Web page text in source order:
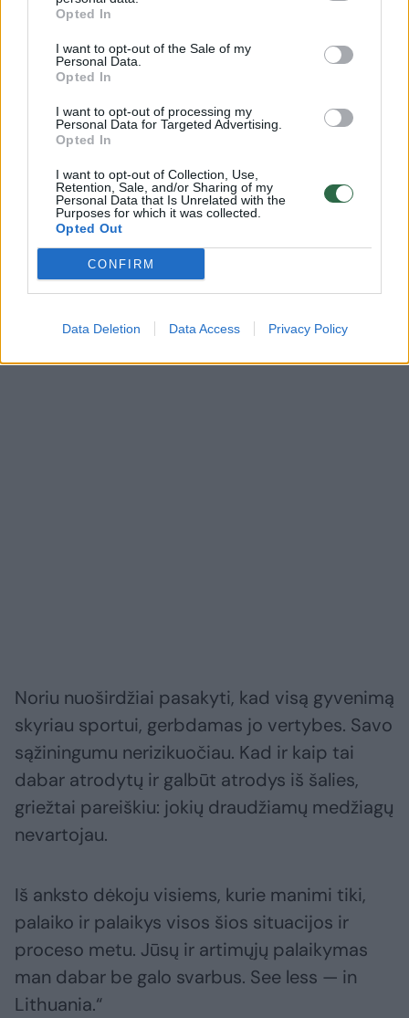
Opted In
I want to opt-out of the Sale of my
Personal Data.
Opted In
I want to opt-out of processing my
Personal Data for Targeted Advertising.
Opted In
I want to opt-out of Collection, Use,
Retention, Sale, and/or Sharing of my
Personal Data that Is Unrelated with the
Purposes for which it was collected.
Opted Out
CONFIRM
Data Deletion Data Access Privacy Policy
Noriu nuoširdžiai pasakyti, kad visą gyvenimą
skyriau sportui, gerbdamas jo vertybes. Savo
sąžiningumu nerizikuočiau. Kad ir kaip tai
dabar atrodytų ir galbūt atrodys iš šalies,
griežtai pareiškiu: jokių draudžiamų medžiagų
nevartojau.
Iš anksto dėkoju visiems, kurie manimi tiki,
palaiko ir palaikys visos šios situacijos ir
proceso metu. Jūsų ir artimųjų palaikymas
man dabar be galo svarbus. See less — in
Lithuania.“